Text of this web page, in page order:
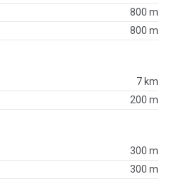
800 m
800 m
7 km
200 m
300 m
300 m